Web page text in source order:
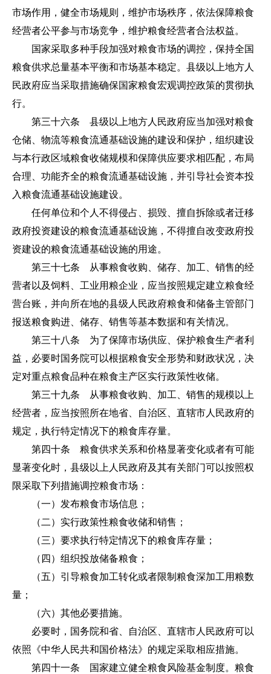
市场作用，健全市场规则，维护市场秩序，依法保障粮食
经营者公平参与市场竞争，维护粮食经营者合法权益。
国家采取多种手段加强对粮食市场的调控，保持全国
粮食供求总量基本平衡和市场基本稳定。县级以上地方人
民政府应当采取措施确保国家粮食宏观调控政策的贯彻执
行。
第三十六条 县级以上地方人民政府应当加强对粮食
仓储、物流等粮食流通基础设施的建设和保护，组织建设
与本行政区域粮食收储规模和保障供应要求相匹配，布局
合理、功能齐全的粮食流通基础设施，并引导社会资本投
入粮食流通基础设施建设。
任何单位和个人不得侵占、损毁、擅自拆除或者迁移
政府投资建设的粮食流通基础设施，不得擅自改变政府投
资建设的粮食流通基础设施的用途。
第三十七条 从事粮食收购、储存、加工、销售的经
营者以及饲料、工业用粮企业，应当按照规定建立粮食经
营台账，并向所在地的县级人民政府粮食和储备主管部门
报送粮食购进、储存、销售等基本数据和有关情况。
第三十八条 为了保障市场供应、保护粮食生产者利
益，必要时国务院可以根据粮食安全形势和财政状况，决
定对重点粮食品种在粮食主产区实行政策性收储。
第三十九条 从事粮食收购、加工、销售的规模以上
经营者，应当按照所在地省、自治区、直辖市人民政府的
规定，执行特定情况下的粮食库存量。
第四十条 粮食供求关系和价格显著变化或者有可能
显著变化时，县级以上人民政府及其有关部门可以按照权
限采取下列措施调控粮食市场：
（一）发布粮食市场信息；
（二）实行政策性粮食收储和销售；
（三）要求执行特定情况下的粮食库存量；
（四）组织投放储备粮食；
（五）引导粮食加工转化或者限制粮食深加工用粮数
量；
（六）其他必要措施。
必要时，国务院和省、自治区、直辖市人民政府可以
依照《中华人民共和国价格法》的规定采取相应措施。
第四十一条 国家建立健全粮食风险基金制度。粮食